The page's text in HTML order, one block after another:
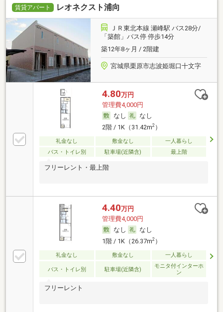
賃貸アパート レオネクスト浦向
ＪＲ東北本線 瀬峰駅 バス28分/
「築館」バス停 停歩14分
築12年8ヶ月 / 2階建
宮城県栗原市志波姫堀口十文字
4.80万円
管理費4,000円
なし
なし
2階 / 1K（31.42m2）
礼金なし 敷金なし
一人暮らし
バス・トイレ別
駐車場(近隣含) 最上階
フリーレント・最上階
4.40万円
管理費4,000円
なし
なし
1階 / 1K（26.37m2）
礼金なし 敷金なし 一人暮らし
バス・トイレ別 駐車場(近隣含)
モニタ付インターホ
ン
フリーレント